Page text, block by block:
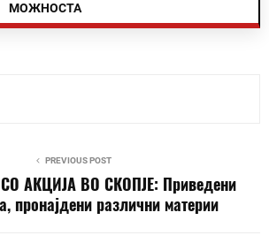
МОЖНОСТА
PREVIOUS POST
АКЦИЈА ВО СКОПЈЕ: Приведени
пронајдени различни материи